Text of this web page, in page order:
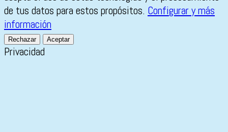
de tus datos para estos propósitos. Configurar y más
información
Rechazar Aceptar
Privacidad